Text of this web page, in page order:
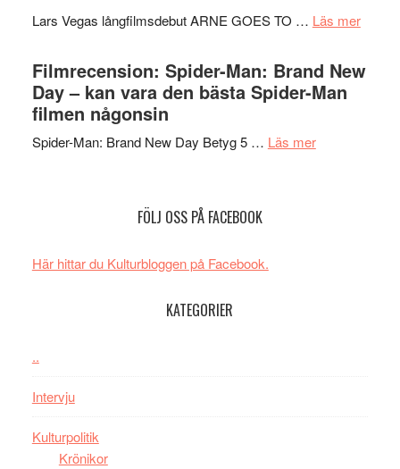
–
om
människans
Lars Vegas långfilmsdebut ARNE GOES TO … Läs merom
Filmrecension: Spider-Man: Brand New
Day – kan vara den bästa Spider-Man
filmen någonsin
Spider-Man: Brand New Day Betyg 5 … Läs merom
FÖLJ OSS PÅ FACEBOOK
Här hittar du Kulturbloggen på Facebook.
KATEGORIER
..
Intervju
Kulturpolitik
Krönikor